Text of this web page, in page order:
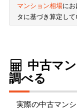
マンション相場に
タに基づき算定して
中古マ
調べる
実際の中古マン